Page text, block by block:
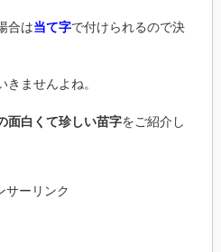
合は当て字で付けられるので決
きませんよね。
面白くて珍しい苗字をご紹介し
サーリンク